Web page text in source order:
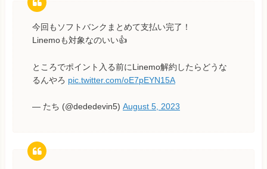
今回もソフトバンクまとめて支払い完了！
Linemoも対象なのいい👍
ところでポイント入る前にLinemo解約したらどうな
るんやろ pic.twitter.com/oE7pEYN15A
— たち (@dededevin5) August 5, 2023